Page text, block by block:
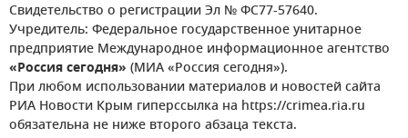
Свидетельство о регистрации Эл № ФС77-57640.
Учредитель: Федеральное государственное унитарное
предприятие Международное информационное агентство
«Россия сегодня» (МИА «Россия сегодня»).
При любом использовании материалов и новостей сайта
РИА Новости Крым гиперссылка на https://crimea.ria.ru
обязательна не ниже второго абзаца текста.